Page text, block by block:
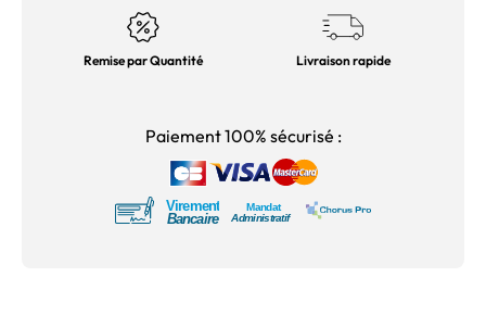
Remise par Quantité Livraison rapide
Paiement 100% sécurisé :